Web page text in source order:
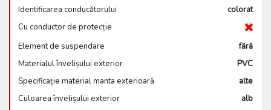
Identificarea conducătorului
colorat
Cu conductor de protecție
Element de suspendare
fără
Materialul învelișului exterior
PVC
Specificație material manta exterioară
alte
Culoarea învelișului exterior
alb